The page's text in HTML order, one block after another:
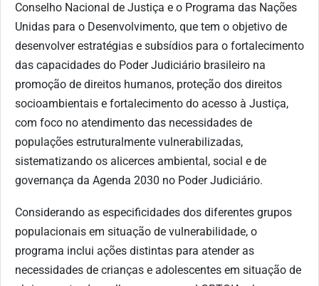
Conselho Nacional de Justiça e o Programa das Nações
Unidas para o Desenvolvimento, que tem o objetivo de
desenvolver estratégias e subsídios para o fortalecimento
das capacidades do Poder Judiciário brasileiro na
promoção de direitos humanos, proteção dos direitos
socioambientais e fortalecimento do acesso à Justiça,
com foco no atendimento das necessidades de
populações estruturalmente vulnerabilizadas,
sistematizando os alicerces ambiental, social e de
governança da Agenda 2030 no Poder Judiciário.
Considerando as especificidades dos diferentes grupos
populacionais em situação de vulnerabilidade, o
programa inclui ações distintas para atender as
necessidades de crianças e adolescentes em situação de